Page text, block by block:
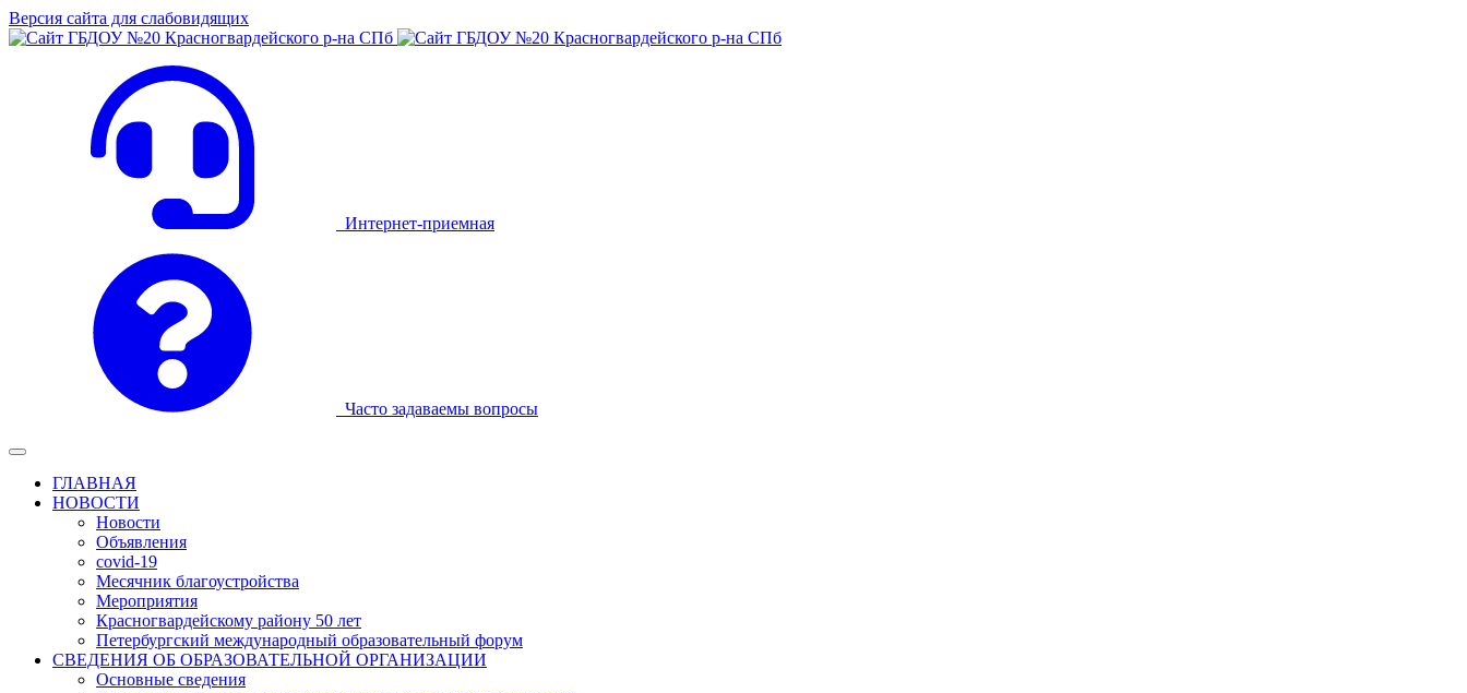
Версия сайта для слабовидящих
Интернет-приемная
Часто задаваемы вопросы
ГЛАВНАЯ
НОВОСТИ
Новости
Объявления
covid-19
Месячник благоустройства
Мероприятия
Красногвардейскому району 50 лет
Петербургский международный образовательный форум
СВЕДЕНИЯ ОБ ОБРАЗОВАТЕЛЬНОЙ ОРГАНИЗАЦИИ
Основные сведения